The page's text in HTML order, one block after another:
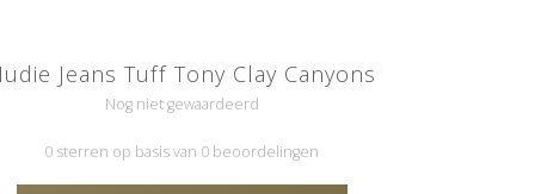
Jeans Tuff Tony Clay Canyons
Nog niet gewaardeerd
0 sterren op basis van 0 beoordelingen